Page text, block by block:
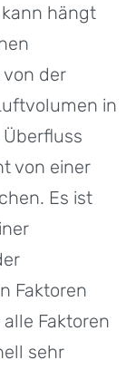
hängt
der
in
von einer
Es ist
Faktoren
Faktoren
sehr